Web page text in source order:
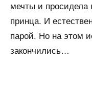
мечты и просидела
принца. И
парой. Но на этом
закончились…